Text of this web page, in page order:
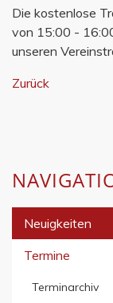
Die kostenlose
von 15:00 -
unseren
Zurück
Neuigkeiten
Termine
Terminarchiv